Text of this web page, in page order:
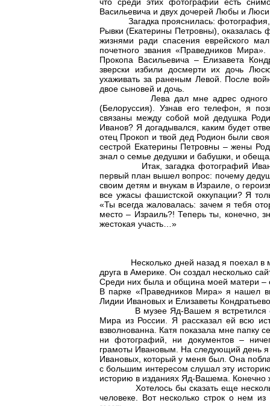
Васильевича и двух дочерей Любы и
Загадка прояснилась: фотография, о
Рывки (Екатерины Петровны),
жизнями ради спасения еврейского
почетного звания «Праведников
Прокопа Васильевича – Елизавета
зверски избили досмерти их дочь
ухаживать за раненым Левой. После
двое сыновей и дочь.
Лева дал мне адрес одного из
(Белоруссия). Узнав его телефон, я
связаны между собой мой дедушка
Иванов? Я догадывался, каким будет
отец Прокоп и твой дед Родион были
сестрой Екатерины Петровны – жены
знал о семье дедушки и бабушки, и
Итак, загадка фотографий
первый план вышел вопрос: почему
своим детям и внукам в Израиле, о
все ужасы фашистской оккупации? Я
«Ты всегда жаловалась: зачем я тебя
место – Израиль?! Теперь ты, конечно,
жестокая участь…»
Несколько дней назад я поехал в
друга в Америке. Он создал несколько
Среди них была и община моей матери –
В парке «Праведников Мира» я нашел
Лидии Ивановых и Елизаветы
В музее Яд-Вашем я встретился с
Мира из России. Я рассказал ей всю
взволнованна. Катя показала мне папку
ни фотографий, ни документов –
грамоты Ивановым. На следующий день я
Ивановых, который у меня был. Она
с большим интересом слушал эту
историю в изданиях Яд-Вашема. Конечно
Хотелось бы сказать еще несколько
человеке. Вот несколько строк о нем